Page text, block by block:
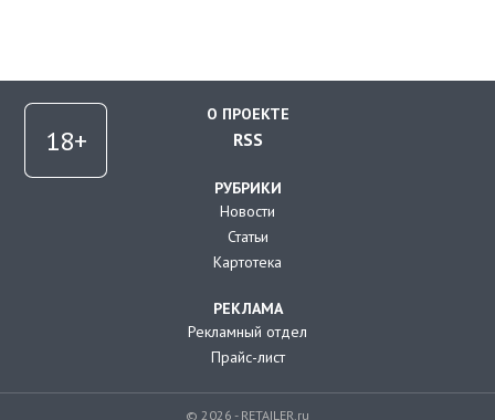
О ПРОЕКТЕ
RSS
РУБРИКИ
Новости
Статьи
Картотека
РЕКЛАМА
Рекламный отдел
Прайс-лист
© 2026 - RETAILER.ru